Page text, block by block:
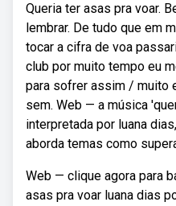
Queria ter asas pra voar.
lembrar. De tudo que em
tocar a cifra de voa
club por muito tempo eu
para sofrer assim / muito
sem. Web — a música
interpretada por luana
aborda temas como
Web — clique agora para
asas pra voar luana dias